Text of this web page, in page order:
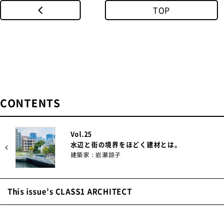
ので、福元さんとの協働でコスト管理やマネジメントさえ
てより創造的でダイナミックなものになることを実感でき
福元さんに面白いと思ってもらうのはなかなかハードル
みよう」と乗ってもらえるようなプロジェクトでまたご一
福元さんにも
お話を伺いました。
TOP
CONTENTS
Vol.25
水辺と街の境界をほどく建材とは。
建築家 : 岩瀬諒子
This issue’s CLASS1 ARCHITECT